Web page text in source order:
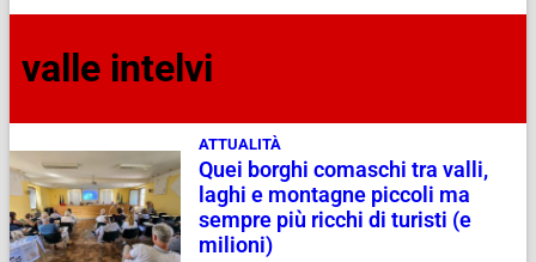
valle intelvi
ATTUALITÀ
Quei borghi comaschi tra valli,
laghi e montagne piccoli ma
sempre più ricchi di turisti (e
milioni)